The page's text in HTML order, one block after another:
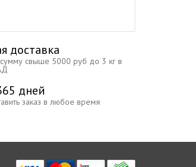
доставка
свыше 5000 руб до 3 кг в
дней
заказ в любое время